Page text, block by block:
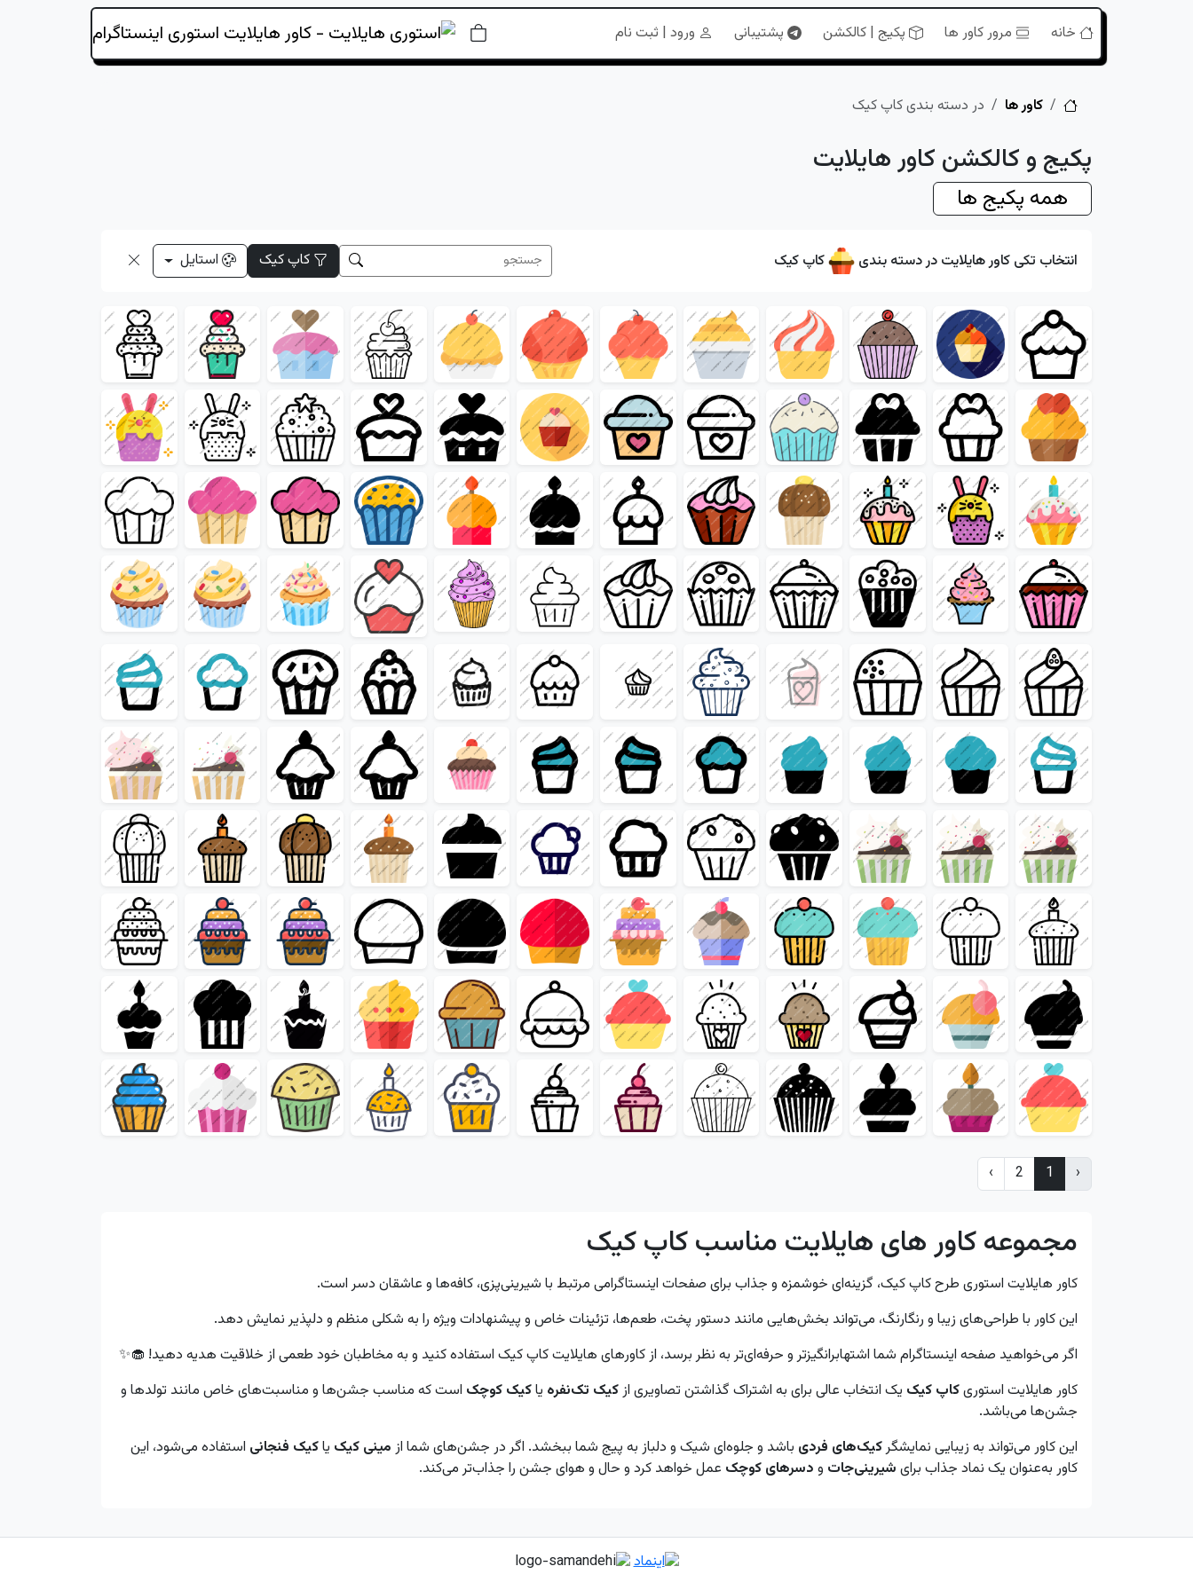
خانه مرور کاور ها پکیج | کالکشن پشتیبانی ورود | ثبت نام
خانهکاور ها در دسته بندی کاپ کیک
پکیج و کالکشن کاور هایلایت
همه پکیج ها
انتخاب تکی کاور هایلایت در دسته بندی کاپ کیک کاپ کیک
‹
1
2
›
مجموعه کاور های هایلایت مناسب کاپ کیک
کاور هایلایت استوری طرح کاپ کیک، گزینه‌ای خوشمزه و جذاب برای صفحات اینستاگرامی مرتبط با شیرینی‌پزی، کافه‌ها و عاشقان دسر است.
این کاور با طراحی‌های زیبا و رنگارنگ، می‌تواند بخش‌هایی مانند دستور پخت، طعم‌ها، تزئینات خاص و پیشنهادات ویژه را به شکلی منظم و دلپذیر نمایش دهد.
اگر می‌خواهید صفحه اینستاگرام شما اشتهابرانگیزتر و حرفه‌ای‌تر به نظر برسد، از کاورهای هایلایت کاپ کیک استفاده کنید و به مخاطبان خود طعمی از خلاقیت هدیه دهید! 🧁✨
کاور هایلایت استوریکاپ کیک یک انتخاب عالی برای به اشتراک گذاشتن تصاویری از کیک تک‌نفره یاکیک کوچک است که مناسب جشن‌ها و مناسبت‌های خاص مانند تولدها و
جشن‌ها می‌باشد.
این کاور می‌تواند به زیبایی نمایشگرکیک‌های فردی باشد و جلوه‌ای شیک و دلباز به پیج شما ببخشد. اگر در جشن‌های شما از مینی کیک یاکیک فنجانی استفاده می‌شود، این
کاور به‌عنوان یک نماد جذاب برای شیرینی‌جات و دسرهای کوچک عمل خواهد کرد و حال و هوای جشن را جذاب‌تر می‌کند.